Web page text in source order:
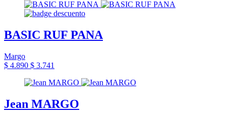
BASIC RUF PANA
Margo
$ 4.890 $ 3.741
Jean MARGO